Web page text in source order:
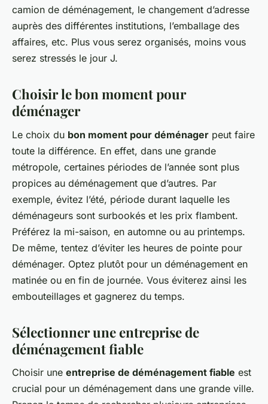
camion de déménagement, le changement d’adresse
auprès des différentes institutions, l’emballage des
affaires, etc. Plus vous serez organisés, moins vous
serez stressés le jour J.
Choisir le bon moment pour
déménager
Le choix du bon moment pour déménager peut faire
toute la différence. En effet, dans une grande
métropole, certaines périodes de l’année sont plus
propices au déménagement que d’autres. Par
exemple, évitez l’été, période durant laquelle les
déménageurs sont surbookés et les prix flambent.
Préférez la mi-saison, en automne ou au printemps.
De même, tentez d’éviter les heures de pointe pour
déménager. Optez plutôt pour un déménagement en
matinée ou en fin de journée. Vous éviterez ainsi les
embouteillages et gagnerez du temps.
Sélectionner une entreprise de
déménagement fiable
Choisir une entreprise de déménagement fiable est
crucial pour un déménagement dans une grande ville.